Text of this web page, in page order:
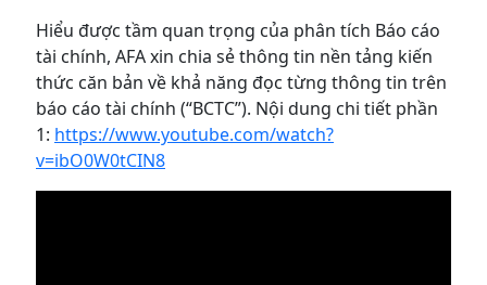
Hiểu được tầm quan trọng của phân tích Báo cáo
tài chính, AFA xin chia sẻ thông tin nền tảng kiến
thức căn bản về khả năng đọc từng thông tin trên
báo cáo tài chính (“BCTC”). Nội dung chi tiết phần
1: https://www.youtube.com/watch?
v=ibO0W0tCIN8